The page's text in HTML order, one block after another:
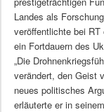
Landes als
veröffentlichte bei RT
ein Fortdauern des
„Die
verändert, den Geist
neues politisches
erläuterte er in